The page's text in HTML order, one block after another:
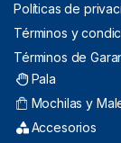
Políticas de
Términos y
Términos de
Pala
Mochilas y
Accesorios